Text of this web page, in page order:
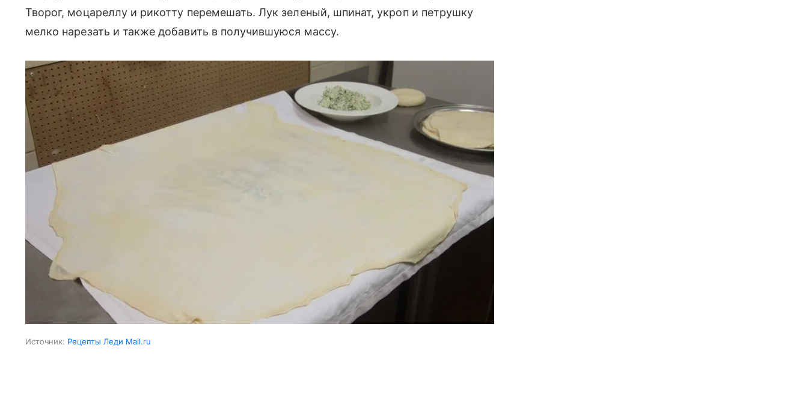
Творог, моцареллу и рикотту перемешать. Лук зеленый, шпинат, укроп и петрушку
мелко нарезать и также добавить в получившуюся массу.
Источник: Рецепты Леди Mail.ru